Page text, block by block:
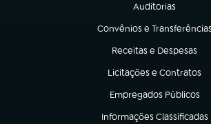
Auditorias
(abre em nova aba)
Convênios e
(abre em nova aba)
Receitas e Despesas
(abre em nova aba)
Licitações e Contratos
(abre em nova aba)
Empregados Públicos
(abre em nova aba)
Informações Classificadas
(abre em nova aba)